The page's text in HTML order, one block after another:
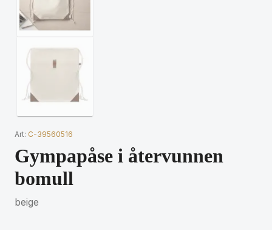
Art: C-39560516
Gympapåse i återvunnen
bomull
beige